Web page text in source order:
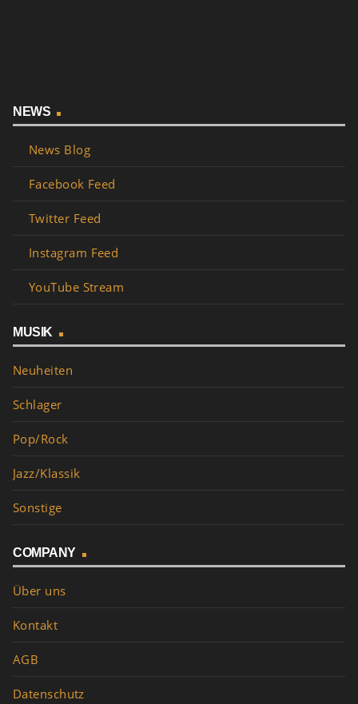
NEWS
News Blog
Facebook Feed
Twitter Feed
Instagram Feed
YouTube Stream
MUSIK
Neuheiten
Schlager
Pop/Rock
Jazz/Klassik
Sonstige
COMPANY
Über uns
Kontakt
AGB
Datenschutz